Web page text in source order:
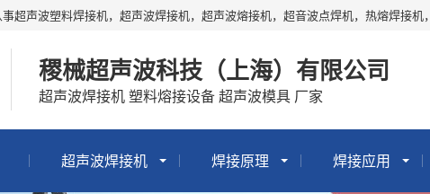
超声波塑料焊接机，超声波焊接机，超声波熔接机，超音波点焊机，热熔焊接
稷械超声波科技（上海）有限公司
超声波焊接机 塑料熔接设备 超声波模具 厂家
超声波焊接机 焊接原理 焊接应用